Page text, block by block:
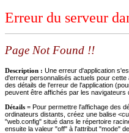
Erreur du serveur
Page Not Found !!
Description : Une erreur d'application
d'erreur personnalisés actuels pour
des détails de l'erreur de l'application
peuvent être affichés par les navigateurs
Détails = Pour permettre l'affichage des
ordinateurs distants, créez une balise
"web.config" situé dans le répertoire
ensuite la valeur "off" à l'attribut "mode"